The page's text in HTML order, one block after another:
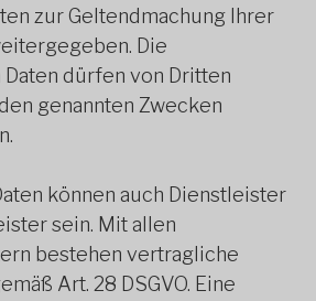
zur Geltendmachung Ihrer
Die
dürfen von Dritten
genannten Zwecken
können auch Dienstleister
sein. Mit allen
bestehen vertragliche
Art. 28 DSGVO. Eine